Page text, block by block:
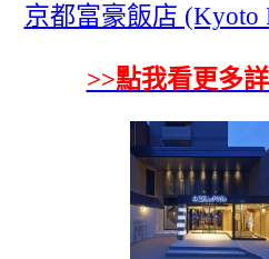
京都富豪飯店 (Kyoto
>>點我看更多